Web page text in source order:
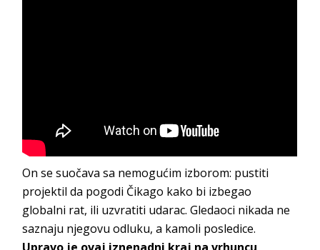
On se suočava sa nemogućim izborom: pustiti
projektil da pogodi Čikago kako bi izbegao
globalni rat, ili uzvratiti udarac. Gledaoci nikada ne
saznaju njegovu odluku, a kamoli posledice.